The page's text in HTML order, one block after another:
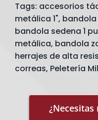
cantidad
Tags: accesorios
metálica 1",
bandola sedena 1
metálica, bandola
herrajes de alta
correas, Peletería